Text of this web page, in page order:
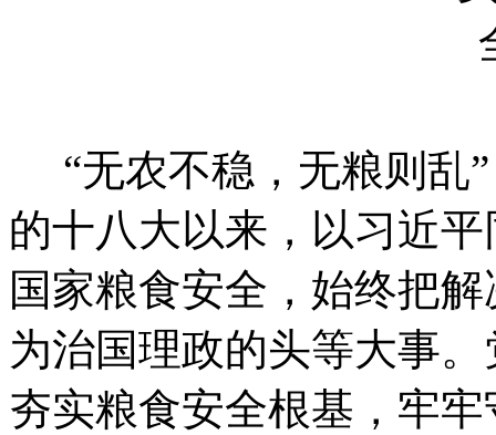
“无农不稳，无粮则乱
的十八大以来，以习近
国家粮食安全，始终把
为治国理政的头等大事
夯实粮食安全根基，牢